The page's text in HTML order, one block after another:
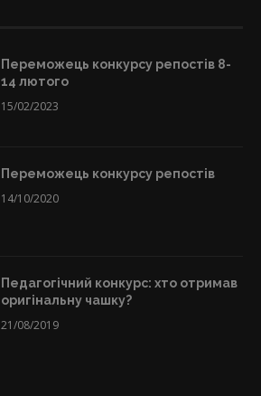
Переможець конкурсу репостів 8-
14 лютого
15/02/2023
Переможець конкурсу репостів
14/10/2020
Педагогічний конкурс: хто отримав
оригінальну чашку?
21/08/2019